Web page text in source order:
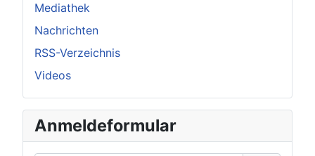
Mediathek
Nachrichten
RSS-Verzeichnis
Videos
Anmeldeformular